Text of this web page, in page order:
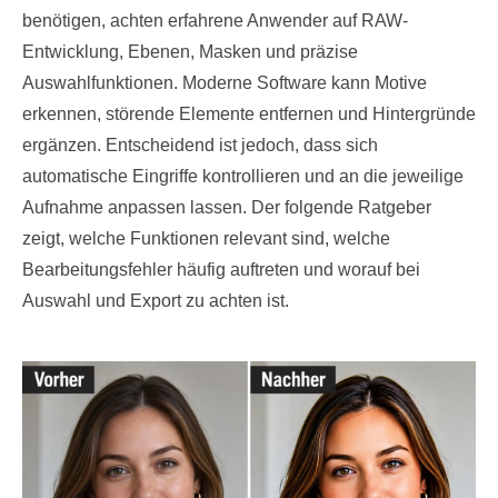
benötigen, achten erfahrene Anwender auf RAW-
Entwicklung, Ebenen, Masken und präzise
Auswahlfunktionen. Moderne Software kann Motive
erkennen, störende Elemente entfernen und Hintergründe
ergänzen. Entscheidend ist jedoch, dass sich
automatische Eingriffe kontrollieren und an die jeweilige
Aufnahme anpassen lassen. Der folgende Ratgeber
zeigt, welche Funktionen relevant sind, welche
Bearbeitungsfehler häufig auftreten und worauf bei
Auswahl und Export zu achten ist.